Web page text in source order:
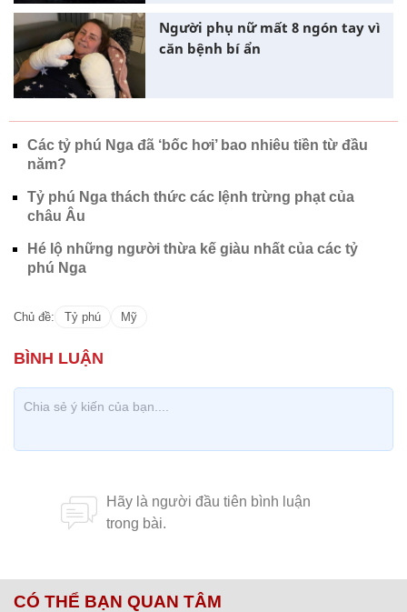
Người phụ nữ mất 8 ngón tay vì
căn bệnh bí ẩn
Các tỷ phú Nga đã ‘bốc hơi’ bao nhiêu tiền từ đầu
năm?
Tỷ phú Nga thách thức các lệnh trừng phạt của
châu Âu
Hé lộ những người thừa kế giàu nhất của các tỷ
phú Nga
Chủ đề: Tỷ phú Mỹ
CÓ THỂ BẠN QUAN TÂM